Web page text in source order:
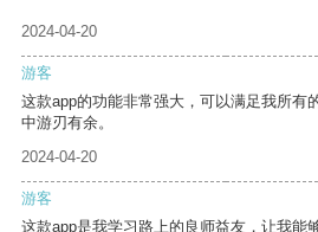
2024-04-20
游客
这款app的功能非常强大，可以满足我所有
中游刃有余。
2024-04-20
游客
这款app是我学习路上的良师益友，让我能